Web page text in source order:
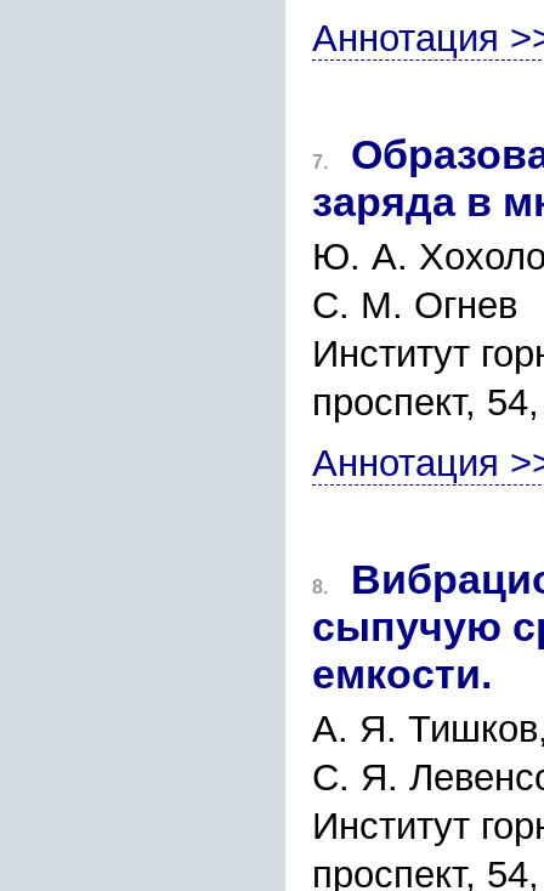
Аннотация
7.
заряда в
Ю. А.
С. М. Огнев
Институт
проспект,
Аннотация
8.
сыпучую
емкости.
А. Я.
С. Я.
Институт
проспект,